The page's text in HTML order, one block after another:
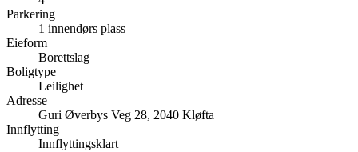
Parkering
1 innendørs plass
Eieform
Borettslag
Boligtype
Leilighet
Adresse
Guri Øverbys Veg 28, 2040 Kløfta
Innflytting
Innflyttingsklart